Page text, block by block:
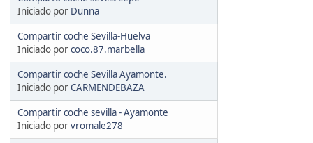
Iniciado por Dunna
Compartir coche Sevilla-Huelva
Iniciado porcoco.87.marbella
Compartir coche Sevilla Ayamonte.
Iniciado porCARMENDEBAZA
Compartir coche sevilla - Ayamonte
Iniciado porvromale278